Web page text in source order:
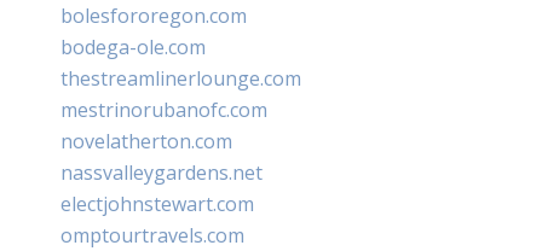
bolesfororegon.com
bodega-ole.com
thestreamlinerlounge.com
mestrinorubanofc.com
novelatherton.com
nassvalleygardens.net
electjohnstewart.com
omptourtravels.com